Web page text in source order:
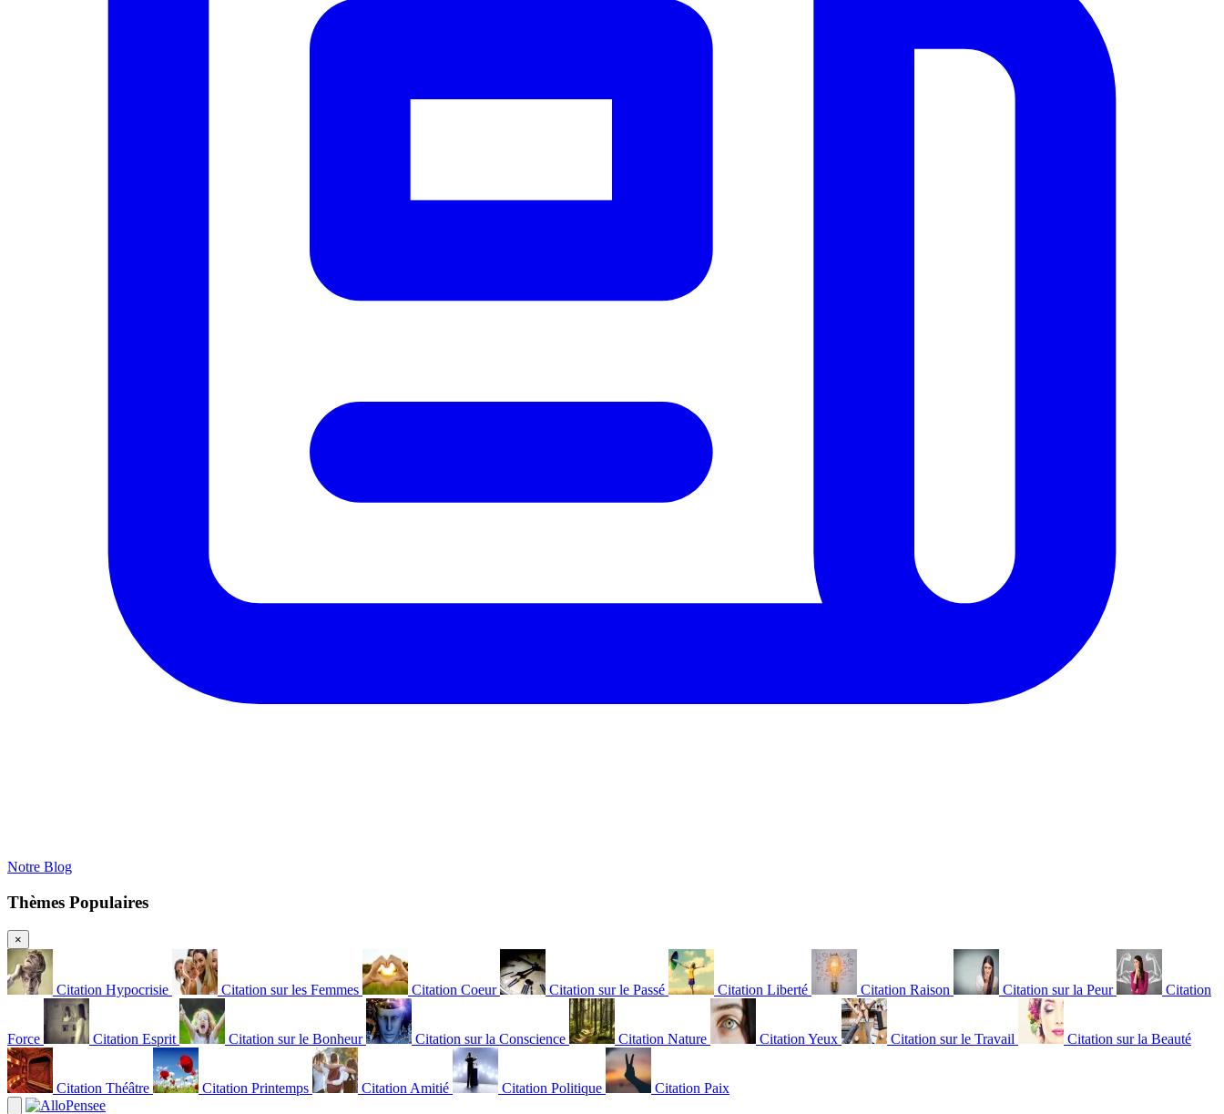
Notre Blog
Thèmes Populaires
×
Citation Hypocrisie Citation sur les Femmes Citation Coeur Citation sur le Passé Citation Liberté Citation Raison Citation sur la Peur Citation
Force Citation Esprit Citation sur le Bonheur Citation sur la Conscience Citation Nature Citation Yeux Citation sur le Travail Citation sur la Beauté
Citation Théâtre Citation Printemps Citation Amitié Citation Politique Citation Paix